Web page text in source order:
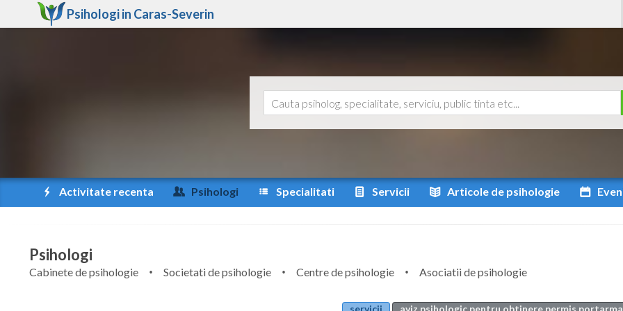
Psihologi in Caras-Severin
Activitate recenta Psihologi Specialitati Servicii Articole de psihologie
Psihologi
Cabinete de psihologie Societati de psihologie Centre de psihologie
Asociatii de psihologie
servicii
aviz psihologic pentru obtinere permis